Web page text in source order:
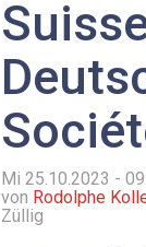
Mi 25.10.2023 -
von Rodolphe
Züllig